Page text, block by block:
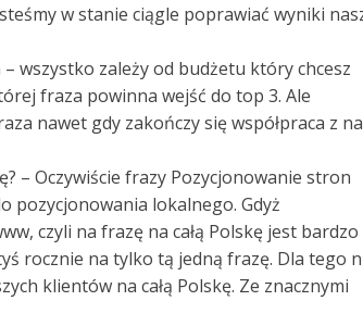
w stanie ciągle poprawiać wyniki
wszystko zależy od budżetu który chcesz
fraza powinna wejść do top 3. Ale
nawet gdy zakończy się współpraca z
– Oczywiście frazy Pozycjonowanie stron
pozycjonowania lokalnego. Gdyż
czyli na frazę na całą Polskę jest bardzo
rocznie na tylko tą jedną frazę. Dla tego
klientów na całą Polskę. Ze znacznymi